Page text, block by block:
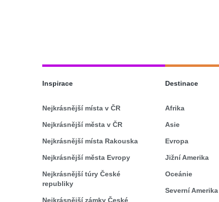
Inspirace
Nejkrásnější místa v ČR
Nejkrásnější města v ČR
Nejkrásnější místa Rakouska
Nejkrásnější města Evropy
Nejkrásnější túry České
republiky
Nejkrásnější zámky České
Destinace
Afrika
Asie
Evropa
Jižní Amerika
Oceánie
Severní Amerika